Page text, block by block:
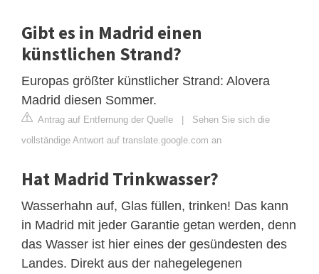
Gibt es in Madrid einen
künstlichen Strand?
Europas größter künstlicher Strand: Alovera
Madrid diesen Sommer.
Antrag auf Entfernung der Quelle | Sehen Sie sich die
vollständige Antwort auf translate.google.com an
Hat Madrid Trinkwasser?
Wasserhahn auf, Glas füllen, trinken! Das kann
in Madrid mit jeder Garantie getan werden, denn
das Wasser ist hier eines der gesündesten des
Landes. Direkt aus der nahegelegenen